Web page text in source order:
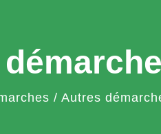
/ Autres